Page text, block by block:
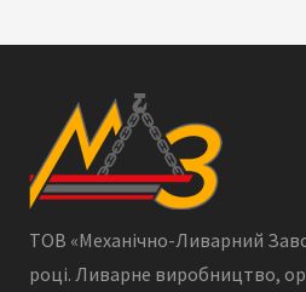
ТОВ «Механічно-Ливарний
році. Ливарне виробництво,